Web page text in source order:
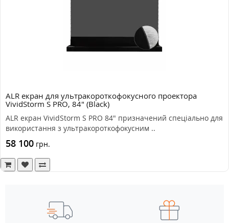
ALR екран для ультракороткофокусного проектора
VividStorm S PRO, 84" (Black)
ALR екран VividStorm S PRO 84" призначений спеціально для
використання з ультракороткофокусним ..
58 100 грн.